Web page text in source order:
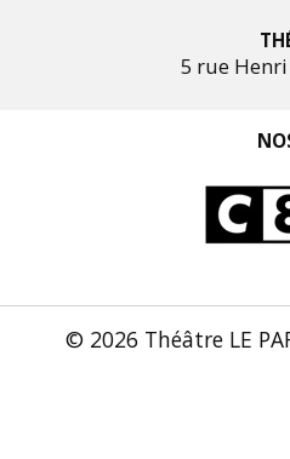
5 rue Henri
© 2026 Théâtre LE